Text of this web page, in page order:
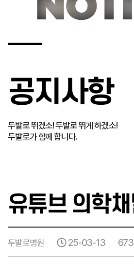
공지사항
두발로 뛰겠소! 두발로 뛰게 하겠소!
두발로가 함께 합니다.
유튜브 의학
두발로병원 25-03-13